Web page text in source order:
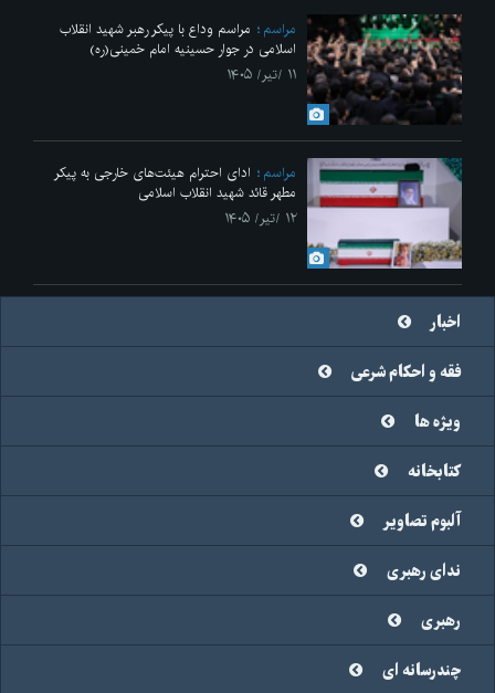
مراسم
مراسم وداع با پیکر رهبر شهید انقلاب
اسلامی در جوار حسینیه امام خمینی(ره)
۱۱ /تیر/ ۱۴۰۵
مراسم
ادای احترام هیئت‌های خارجی به پیکر
مطهر قائد شهید انقلاب اسلامی
۱۲ /تیر/ ۱۴۰۵
اخبار
فقه و احکام شرعی
ویژه ها
کتابخانه
آلبوم تصاویر
ندای رهبری
رهبری
چندرسانه ای